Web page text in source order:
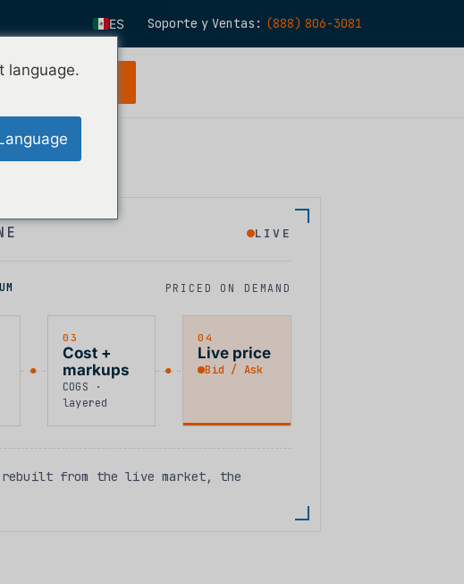
ES
ZH
NL
Soporte y Ventas: (888) 806-3081
prueba gratuita
LIVE
PRICED ON DEMAND
03
Cost +
markups
COGS ·
layered
04
Live price
Bid / Ask
rebuilt from the live market, the
language.